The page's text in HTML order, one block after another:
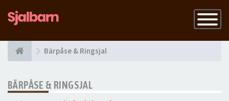
Slå
på
Bärpåse & Ringsjal
BÄRPÅSE & RINGSJAL